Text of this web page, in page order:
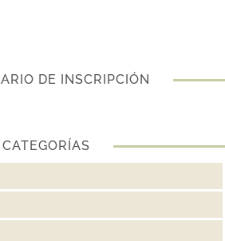
DE INSCRIPCIÓN
CATEGORÍAS